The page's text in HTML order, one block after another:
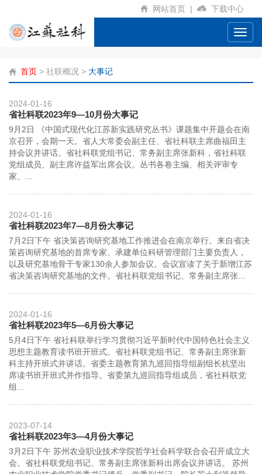
网站首页 | 下载中心
首页 > 社联概况 > 大事记
2024-01-16
省社科联2023年9—10月份大事记
9月2日 《中国式现代化江苏新实践研究丛书》课题集中开题会在南
京召开，会期一天。省人大常委会副主任、省社科联主席曲福田主
持会议并讲话。省社科联党组书记、常务副主席张新科，省社科联
党组成员、副主席许益军出席会议。丛书各卷主编、相关评审专
家、...
2024-01-16
省社科联2023年7—8月份大事记
7月2日下午 省决策咨询研究基地工作推进会在南京举行。来自省决
策咨询研究基地的首席专家、承建单位科研管理部门主要负责人，
以及研究基地骨干专家130余人参加会议。会议宣读了关于新增江苏
省决策咨询研究基地的文件。省社科联党组书记、常务副主席张...
2024-01-16
省社科联2023年5—6月份大事记
5月4日下午 省社科联举行学习贯彻习近平新时代中国特色社会主义
思想主题教育读书班开班式。省社科联党组书记、常务副主席张新
科主持开班式并讲话。省委主题教育第九巡回指导组副组长杭坚出
席读书班开班式并作指导。省委第九巡回指导组成员，省社科联党
组...
2023-07-14
省社科联2023年3—4月份大事记
3月2日下午 苏州农业职业技术学院哲学社会科学联合会召开成立大
会。省社科联党组书记、常务副主席张新科出席会议并讲话。 苏州